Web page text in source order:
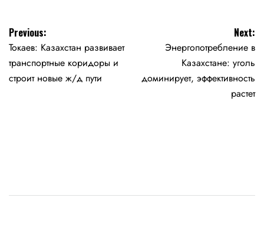
Навигация
по
записям
Previous:
Токаев: Казахстан развивает
транспортные коридоры и
строит новые ж/д пути
Next:
Энергопотребление в
Казахстане: уголь
доминирует, эффективность
растет